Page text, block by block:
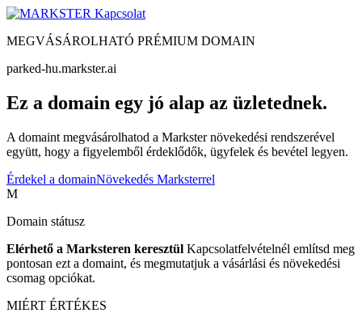
Kapcsolat
MEGVÁSÁROLHATÓ PRÉMIUM DOMAIN
parked-hu.markster.ai
Ez a domain egy jó alap az üzletednek.
A domaint megvásárolhatod a Markster növekedési rendszerével
együtt, hogy a figyelemből érdeklődők, ügyfelek és bevétel legyen.
Érdekel a domainNövekedés Marksterrel
M
Domain státusz
Elérhető a Marksteren keresztül Kapcsolatfelvételnél említsd meg
pontosan ezt a domaint, és megmutatjuk a vásárlási és növekedési
csomag opciókat.
MIÉRT ÉRTÉKES